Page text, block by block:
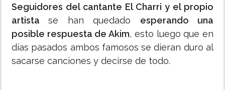
Seguidores del cantante El Charri y el propio
artistase han quedado esperando una
posible respuesta de Akim, esto luego que en
días pasados ambos famosos se dieran duro al
sacarse canciones y decirse de todo.